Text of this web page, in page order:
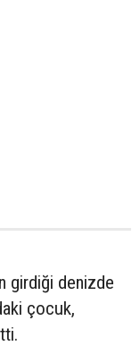
girdiği denizde
çocuk,